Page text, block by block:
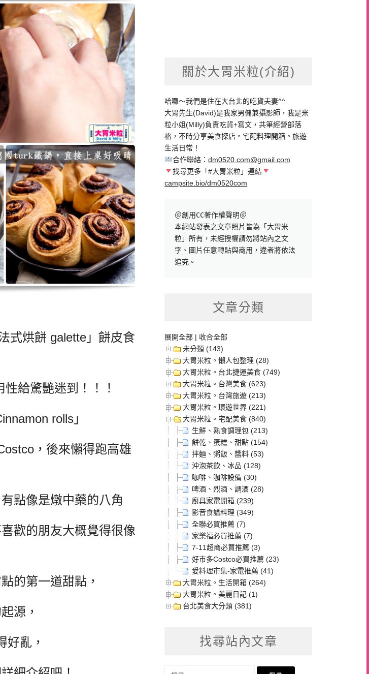
式烘餅 galette」餅皮食
給驚艷迷到！！！
rolls」
，後來懶得跑高雄
點像是燉中藥的八角
歡的朋友大概覺得很像
的第一道甜點，
源，
好亂，
關於大胃米粒(介紹)
哈囉～我們是住在大台北的吃貨夫妻^^
大胃先生(David)是我家男傭兼攝影師，我是米
粒小姐(Milly)負責吃貨+寫文，共筆經營部落
格，不時分享美食探店。宅配料理開箱。旅遊
生活日常！
合作聯絡：dm0520.com@gmail.com
找尋更多「#大胃米粒」連結
campsite.bio/dm0520com
＠創用CC著作權聲明＠
本網站發表之文章照片皆為「大胃米
粒」所有，未經授權請勿將站內之文
字、圖片任意轉貼與商用，違者將依法
追究。
文章分類
展開全部 | 收合全部
未分類 (143)
大胃米粒。懶人包整理 (28)
大胃米粒。台北捷運美食 (749)
大胃米粒。台灣美食 (623)
大胃米粒。台灣旅遊 (213)
大胃米粒。環遊世界 (221)
大胃米粒。宅配美食 (840)
生鮮、熟食調理包 (213)
餅乾、蛋糕、甜點 (154)
拌麵、粥飯、醬料 (53)
沖泡茶飲、冰品 (128)
咖啡、咖啡設備 (30)
啤酒、烈酒、調酒 (28)
廚具家電開箱 (239)
影音食譜料理 (349)
全聯必買推薦 (7)
家樂福必買推薦 (7)
7-11超商必買推薦 (3)
好市多Costco必買推薦 (23)
愛料理市集-家電推薦 (41)
大胃米粒。生活開箱 (264)
大胃米粒。美麗日記 (1)
台北美食大分類 (381)
找尋站內文章